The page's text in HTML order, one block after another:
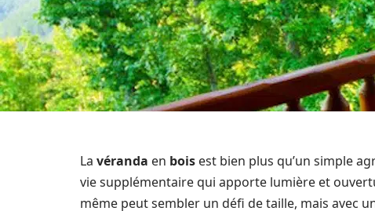
La véranda en bois est bien plus qu’un simple
vie supplémentaire qui apporte lumière et
même peut sembler un défi de taille, mais avec